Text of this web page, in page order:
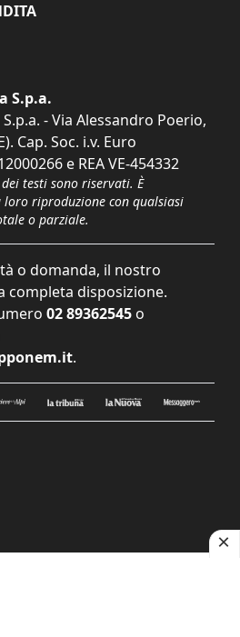
S.p.a.
- Via Alessandro Poerio,
Cap. Soc. i.v. Euro
e REA VE-454332
testi sono riservati. È
loro riproduzione con qualsiasi
o parziale.
o domanda, il nostro
completa disposizione.
02 89362545 o
.